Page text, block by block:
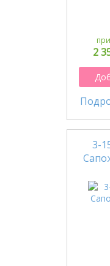
2
3-